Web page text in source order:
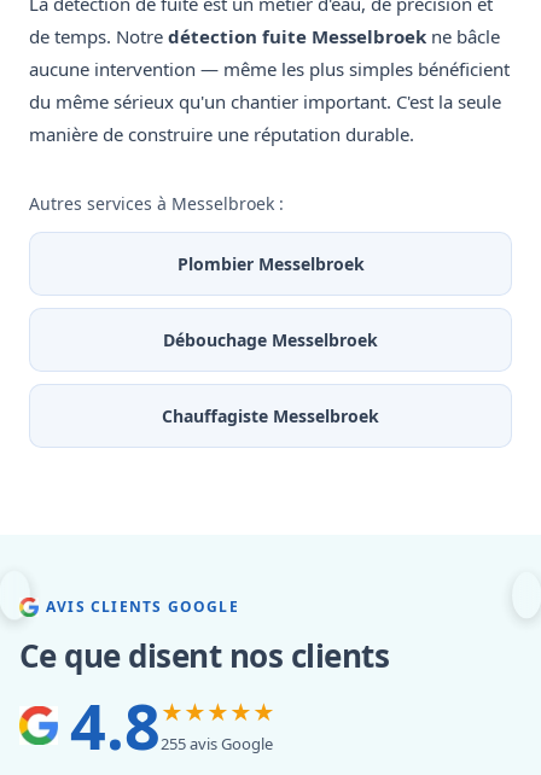
de temps. Notre détection fuite Messelbroek ne bâcle
aucune intervention — même les plus simples bénéficient
du même sérieux qu'un chantier important. C'est la seule
manière de construire une réputation durable.
Autres services à Messelbroek :
Plombier Messelbroek
Débouchage Messelbroek
Chauffagiste Messelbroek
AVIS CLIENTS GOOGLE
Ce que disent nos clients
4.8★★★★★
255 avis Google